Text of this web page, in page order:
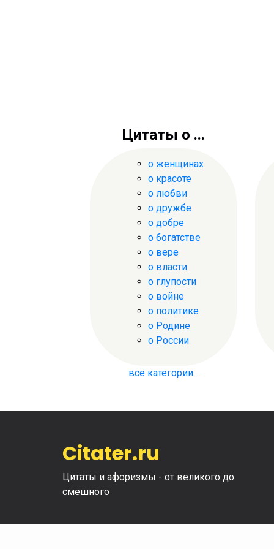
Цитаты о ...
о женщинах
о красоте
о любви
о дружбе
о добре
о богатстве
о вере
о власти
о глупости
о войне
о политике
о Родине
о России
все категории...
Citater.ru
Цитаты и афоризмы - от великого до
смешного